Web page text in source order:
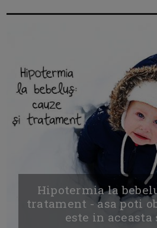
Hipotermia la
tratament - asa poti
este in